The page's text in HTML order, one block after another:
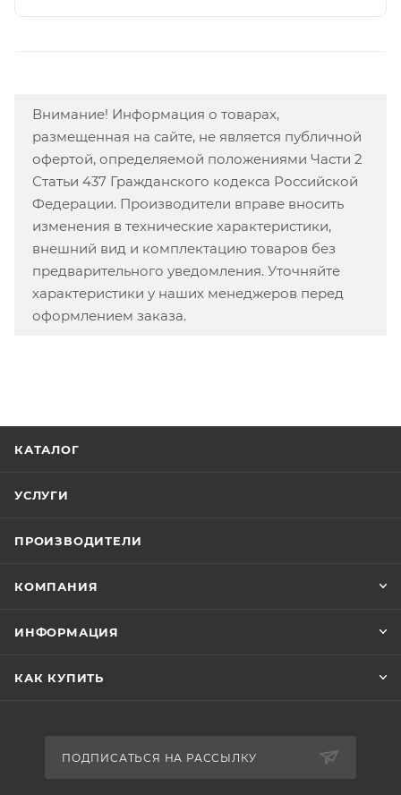
Внимание! Информация о товарах,
размещенная на сайте, не является публичной
офертой, определяемой положениями Части 2
Статьи 437 Гражданского кодекса Российской
Федерации. Производители вправе вносить
изменения в технические характеристики,
внешний вид и комплектацию товаров без
предварительного уведомления. Уточняйте
характеристики у наших менеджеров перед
оформлением заказа.
КАТАЛОГ
УСЛУГИ
ПРОИЗВОДИТЕЛИ
КОМПАНИЯ
ИНФОРМАЦИЯ
КАК КУПИТЬ
ПОДПИСАТЬСЯ НА РАССЫЛКУ